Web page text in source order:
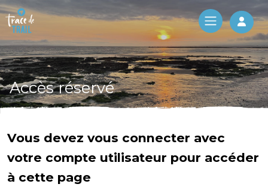
Log
Accès réservé
Vous devez vous connecter avec
votre compte utilisateur pour accéder
à cette page